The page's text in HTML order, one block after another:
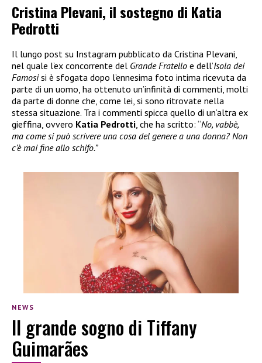
Cristina Plevani, il sostegno di Katia
Pedrotti
Il lungo post su Instagram pubblicato da Cristina Plevani,
nel quale l’ex concorrente del Grande Fratello e dell’Isola dei
Famosisi è sfogata dopo l’ennesima foto intima ricevuta da
parte di un uomo, ha ottenuto un’infinità di commenti, molti
da parte di donne che, come lei, si sono ritrovate nella
stessa situazione. Tra i commenti spicca quello di un’altra ex
gieffina, ovvero Katia Pedrotti, che ha scritto: “No, vabbè,
ma come si può scrivere una cosa del genere a una donna? Non
c’è mai fine allo schifo.”
NEWS
Il grande sogno di Tiffany
Guimarães